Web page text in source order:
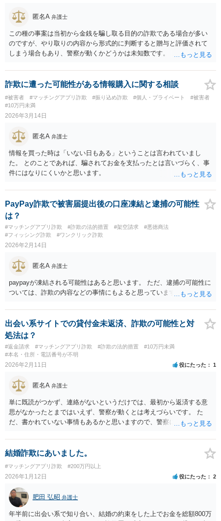
匿名A 弁護士
この種の事案は当初から金銭を騙し取る目的の詐欺である場合が多い
のですが、やり取りの内容から形式的に判断すると贈与と評価されて
しまう場合もあり、警察が動くかどうかは未知数です。 また、民事の
ことがない相手は氏名や住所の特定から始めなければならず（伝えら
れている氏名や住所はデタラメである可能性が高いからです）、しか
も、仮に本件が詐欺事案で、犯罪組織が絡んでいるとすれば、LINEに
登録されている電話番号も、不正に取得した番号であるか、あるいは
本人確認が不要な外国の携帯会社の番号である可能性が高いのが実情
賠償請求ができる場合もありますが、やってみなければわからないと
ころであり、しかも（借金まみれという状況で）そのための弁護士費
用の捻出をどうするのかという問題も出てきます。 個別事情を詳しく
検討する必要はありますが、結果的に回収が難しいのであれば、自己
破産などの債務整理を検討し他方がよいとアドバイスされることもよ
がよいと思います。
詐欺に遭った可能性がある情報購入に関する相談
#被害者 #マッチングアプリ詐欺 #振り込め詐欺 #個人・プライベート
#被害者
#10万円未満
2026年3月14日
匿名A 弁護士
情報を買った時は「いない日もある」ということは言われていまし
た。 とのことであれば、騙されてお金を支払ったとは言いづらく、事
件にはなりにくいかと思います。
PayPay詐欺で被害届提出後の口座凍結と逮捕の可能性
は？
#マッチングアプリ詐欺 #詐欺の法的措置 #架空請求
#悪徳商法
#フィッシング詐欺
#ワンクリック詐欺
2026年2月14日
匿名A 弁護士
paypayが凍結される可能性はあると思います。 ただ、逮捕の可能性に
ついては、詐欺の内容などの事情にもよると思っています。
出会い系サイトでの貸付金未返済、詐欺の可能性と対
処法は？
#返金請求 #マッチングアプリ詐欺 #詐欺の法的措置
#10万円未満
#本名・住所・電話番号が不明
2026年2月11日 役にたった 1
匿名A 弁護士
単に既読がつかず、連絡がないというだけでは、最初から返済する意
思がなかったとまではいえず、警察が動くとは考えづらいです。 た
だ、書かれていない事情もあるかと思いますので、警察に相談してみ
結婚詐欺にあいました。
#マッチングアプリ詐欺 #200万円以上
2026年1月12日 役にたった 2
肥田 弘昭 弁護士
年半前に出会い系で知り合い、結婚の約束をした上でお金を総額800万